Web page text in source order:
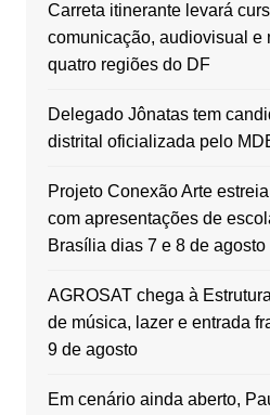
Carreta itinerante levará
comunicação, audiovisual e
quatro regiões do DF
Delegado Jônatas tem
distrital oficializada pelo
Projeto Conexão Arte
com apresentações de
Brasília dias 7 e 8 de agosto
AGROSAT chega à
de música, lazer e entrada
9 de agosto
Em cenário ainda aberto,